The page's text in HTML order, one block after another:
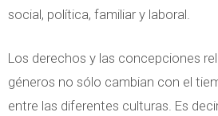
social, política, familiar y laboral.
Los derechos y las concepciones
géneros no sólo cambian con el
entre las diferentes culturas. Es